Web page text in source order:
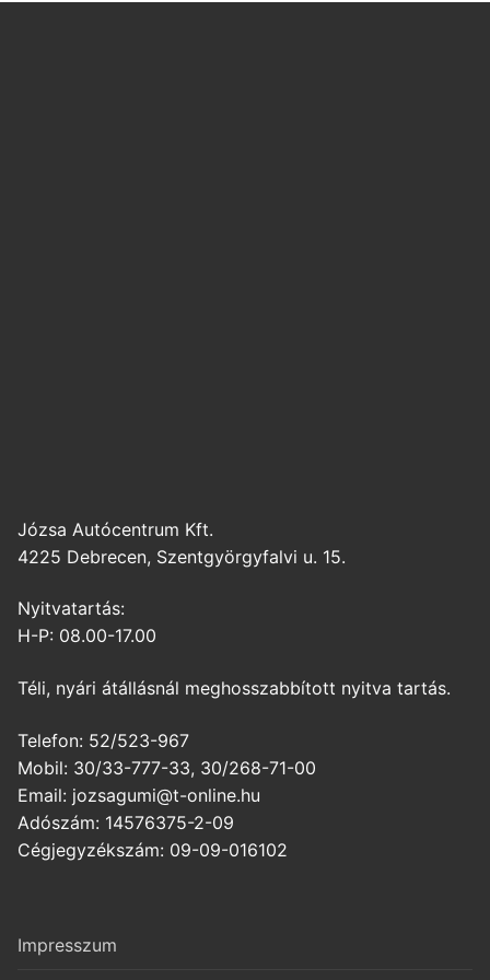
Józsa Autócentrum Kft.
4225 Debrecen, Szentgyörgyfalvi u. 15.
Nyitvatartás:
H-P: 08.00-17.00
Téli, nyári átállásnál meghosszabbított nyitva tartás.
Telefon: 52/523-967
Mobil: 30/33-777-33, 30/268-71-00
Email: jozsagumi@t-online.hu
Adószám: 14576375-2-09
Cégjegyzékszám: 09-09-016102
Impresszum